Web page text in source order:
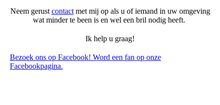
Neem gerust contactmet mij op als u of iemand in uw omgeving
wat minder te been is en wel een bril nodig heeft.
Ik help u graag!
Bezoek ons op Facebook! Word een fan op onze
Facebookpagina.